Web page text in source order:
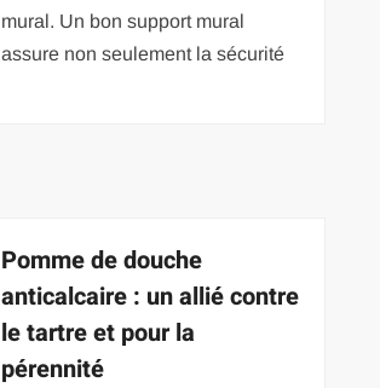
mural. Un bon support mural
assure non seulement la sécurité
Pomme de douche
anticalcaire : un allié contre
le tartre et pour la
pérennité